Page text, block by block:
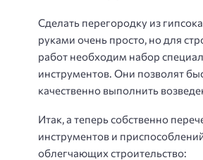
Сделать перегородку из
руками очень просто, но для
работ необходим набор
инструментов. Они позволят
качественно выполнить
Итак, а теперь собственно
инструментов и
облегчающих строительство: